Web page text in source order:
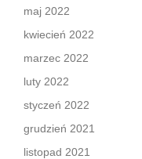
maj 2022
kwiecień 2022
marzec 2022
luty 2022
styczeń 2022
grudzień 2021
listopad 2021